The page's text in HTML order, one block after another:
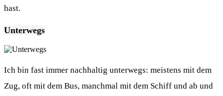
hast.
Unterwegs
Ich bin fast immer nachhaltig unterwegs: meistens mit dem
Zug, oft mit dem Bus, manchmal mit dem Schiff und ab und